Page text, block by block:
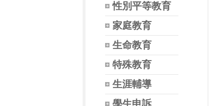
性別平等教育
家庭教育
生命教育
特殊教育
生涯輔導
學生申訴